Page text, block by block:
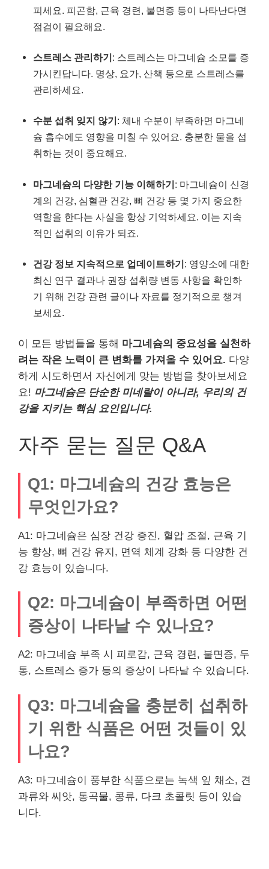
피세요. 피곤함, 근육 경련, 불면증 등이 나타난다면
점검이 필요해요.
스트레스 관리하기: 스트레스는 마그네슘 소모를 증
가시킨답니다. 명상, 요가, 산책 등으로 스트레스를
관리하세요.
수분 섭취 잊지 않기 : 체내 수분이 부족하면 마그네
슘 흡수에도 영향을 미칠 수 있어요. 충분한 물을 섭
취하는 것이 중요해요.
마그네슘의 다양한 기능 이해하기: 마그네슘이 신경
계의 건강, 심혈관 건강, 뼈 건강 등 몇 가지 중요한
역할을 한다는 사실을 항상 기억하세요. 이는 지속
적인 섭취의 이유가 되죠.
건강 정보 지속적으로 업데이트하기: 영양소에 대한
최신 연구 결과나 권장 섭취량 변동 사항을 확인하
기 위해 건강 관련 글이나 자료를 정기적으로 챙겨
보세요.
이 모든 방법들을 통해 마그네슘의 중요성을 실천하
려는 작은 노력이 큰 변화를 가져올 수 있어요. 다양
하게 시도하면서 자신에게 맞는 방법을 찾아보세요
요! 마그네슘은 단순한 미네랄이 아니라, 우리의 건
강을 지키는 핵심 요인입니다.
자주 묻는 질문 Q&A
Q1: 마그네슘의 건강 효능은
무엇인가요?
A1: 마그네슘은 심장 건강 증진, 혈압 조절, 근육 기
능 향상, 뼈 건강 유지, 면역 체계 강화 등 다양한 건
강 효능이 있습니다.
Q2: 마그네슘이 부족하면 어떤
증상이 나타날 수 있나요?
A2: 마그네슘 부족 시 피로감, 근육 경련, 불면증, 두
통, 스트레스 증가 등의 증상이 나타날 수 있습니다.
Q3: 마그네슘을 충분히 섭취하
기 위한 식품은 어떤 것들이 있
나요?
A3: 마그네슘이 풍부한 식품으로는 녹색 잎 채소, 견
과류와 씨앗, 통곡물, 콩류, 다크 초콜릿 등이 있습
니다.